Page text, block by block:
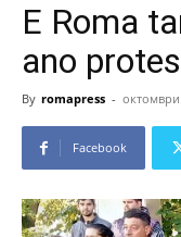
E Roma
ano
By romapress - октомври
Facebook